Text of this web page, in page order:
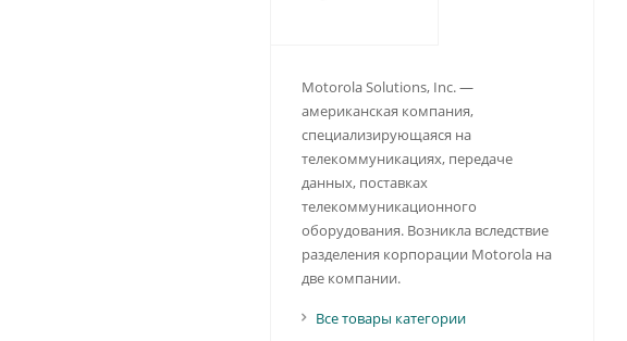
Motorola Solutions, Inc. —
американская компания,
специализирующаяся на
телекоммуникациях, передаче
данных, поставках
телекоммуникационного
оборудования. Возникла вследствие
разделения корпорации Motorola на
две компании.
Все товары категории